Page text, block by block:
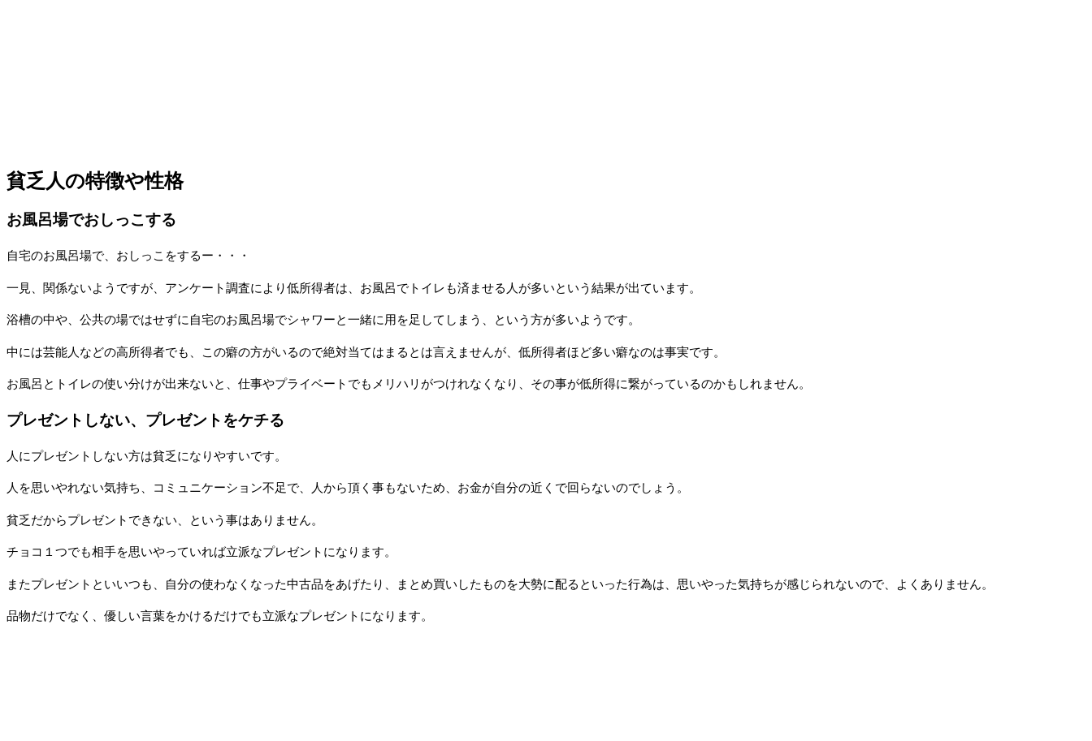
貧乏人の特徴や性格
お風呂場でおしっこする
自宅のお風呂場で、おしっこをするー・・・
一見、関係ないようですが、アンケート調査により低所得者は、お風呂でトイレも済ませる人が多いという結果が出ています。
浴槽の中や、公共の場ではせずに自宅のお風呂場でシャワーと一緒に用を足してしまう、という方が多いようです。
中には芸能人などの高所得者でも、この癖の方がいるので絶対当てはまるとは言えませんが、低所得者ほど多い癖なのは事実です。
お風呂とトイレの使い分けが出来ないと、仕事やプライベートでもメリハリがつけれなくなり、その事が低所得に繋がっているのかもしれません。
プレゼントしない、プレゼントをケチる
人にプレゼントしない方は貧乏になりやすいです。
人を思いやれない気持ち、コミュニケーション不足で、人から頂く事もないため、お金が自分の近くで回らないのでしょう。
貧乏だからプレゼントできない、という事はありません。
チョコ１つでも相手を思いやっていれば立派なプレゼントになります。
またプレゼントといいつも、自分の使わなくなった中古品をあげたり、まとめ買いしたものを大勢に配るといった行為は、思いやった気持ちが感じられないので、よくありません。
品物だけでなく、優しい言葉をかけるだけでも立派なプレゼントになります。